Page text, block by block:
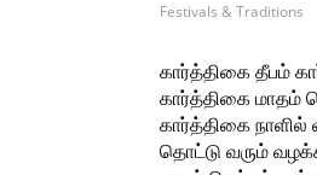
Festivals & Traditions
கார்த்திகை தீபம்
கார்த்திகை மாதம்
கார்த்திகை
தொட்டு வரும்